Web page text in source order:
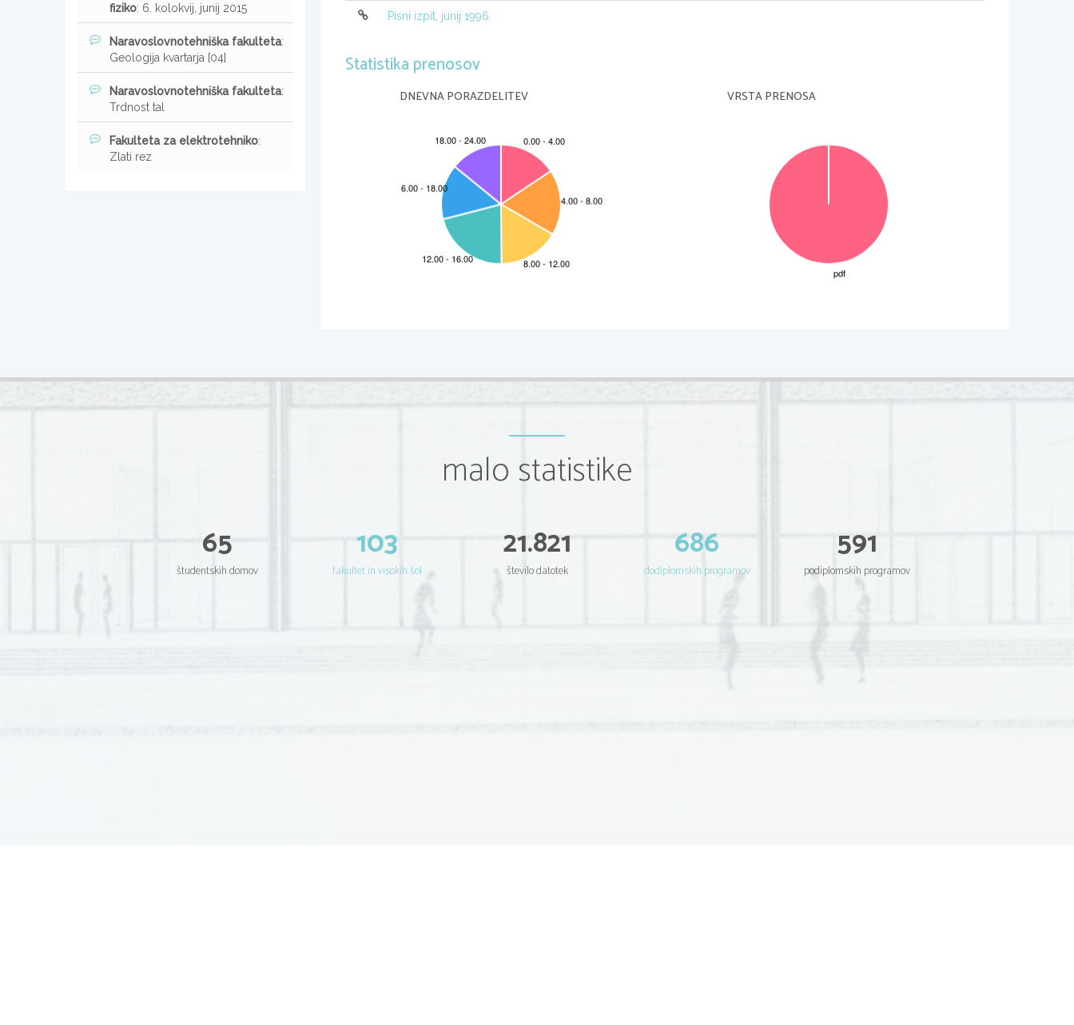
Pisni izpit, junij 1996
Statistika prenosov
DNEVNA PORAZDELITEV VRSTA PRENOSA
fiziko: 6. kolokvij, junij 2015
Naravoslovnotehniška fakulteta:
Geologija kvartarja [04]
Naravoslovnotehniška fakulteta:
Trdnost tal
Fakulteta za elektrotehniko:
Zlati rez
malo statistike
65
študentskih domov
103
fakultet in visokih šol
21.821
število datotek
686
dodiplomskih programov
591
podiplomskih programov